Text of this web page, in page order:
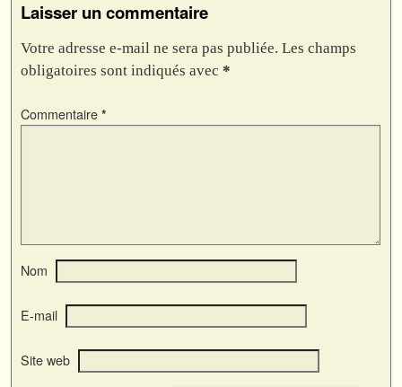
Laisser un commentaire
Votre adresse e-mail ne sera pas publiée. Les champs
obligatoires sont indiqués avec *
Commentaire *
Nom
E-mail
Site web